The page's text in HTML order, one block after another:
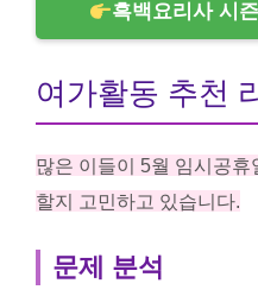
흑백요리사 시
여가활동 추천
많은 이들이 5월 임시공
할지 고민하고 있습니다.
문제 분석